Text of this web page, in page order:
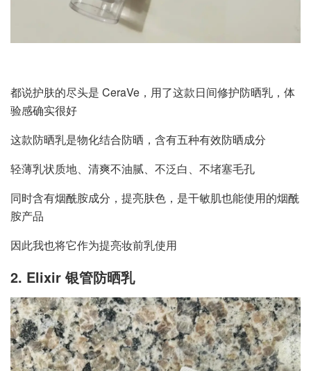
都说护肤的尽头是 CeraVe，用了这款日间修护防晒乳，体
验感确实很好
这款防晒乳是物化结合防晒，含有五种有效防晒成分
轻薄乳状质地、清爽不油腻、不泛白、不堵塞毛孔
同时含有烟酰胺成分，提亮肤色，是干敏肌也能使用的烟酰
胺产品
因此我也将它作为提亮妆前乳使用
2. Elixir 银管防晒乳